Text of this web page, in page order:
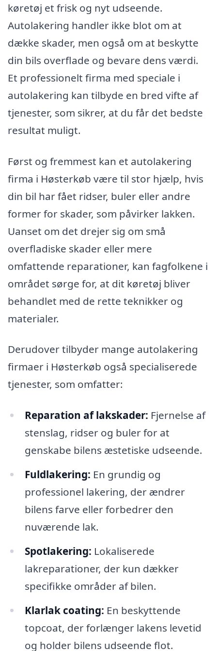
køretøj et frisk og nyt udseende.
Autolakering handler ikke blot om at
dække skader, men også om at beskytte
din bils overflade og bevare dens værdi.
Et professionelt firma med speciale i
autolakering kan tilbyde en bred vifte af
tjenester, som sikrer, at du får det bedste
resultat muligt.
Først og fremmest kan et autolakering
firma i Høsterkøb være til stor hjælp, hvis
din bil har fået ridser, buler eller andre
former for skader, som påvirker lakken.
Uanset om det drejer sig om små
overfladiske skader eller mere
omfattende reparationer, kan fagfolkene i
området sørge for, at dit køretøj bliver
behandlet med de rette teknikker og
materialer.
Derudover tilbyder mange autolakering
firmaer i Høsterkøb også specialiserede
tjenester, som omfatter:
Reparation af lakskader: Fjernelse af
stenslag, ridser og buler for at
genskabe bilens æstetiske udseende.
Fuldlakering: En grundig og
professionel lakering, der ændrer
bilens farve eller forbedrer den
nuværende lak.
Spotlakering: Lokaliserede
lakreparationer, der kun dækker
specifikke områder af bilen.
Klarlak coating: En beskyttende
topcoat, der forlænger lakens levetid
og holder bilens udseende flot.